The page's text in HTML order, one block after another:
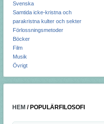
Svenska
Samtida icke-kristna och
parakristna kulter och sekter
Förlossningsmetoder
Böcker
Film
Musik
Övrigt
HEM / POPULÄRFILOSOFI